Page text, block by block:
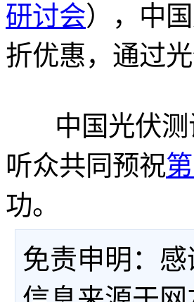
研讨会），中
折优惠，通过
中国光伏测
听众共同预祝
功。
免责申明：